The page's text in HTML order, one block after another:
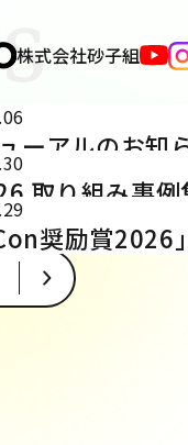
株式会社砂子組
ーアルのお知
取り組み事例
奨励賞2026